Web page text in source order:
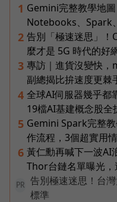
1 Gemini完整教學地圖
Notebooks、Spark
2 告別「極速迷思」
麼才是 5G 時代的好
3 專訪｜進貨沒變快
副總揭比拚速度更棘
4 全球AI伺服器幾乎
19檔AI基建概念股全
5 Gemini Spark完整
作流程，3個超實用
6 黃仁勳再喊下一波AI
Thor台鏈名單曝光
PR
告別極速迷思！台
標準